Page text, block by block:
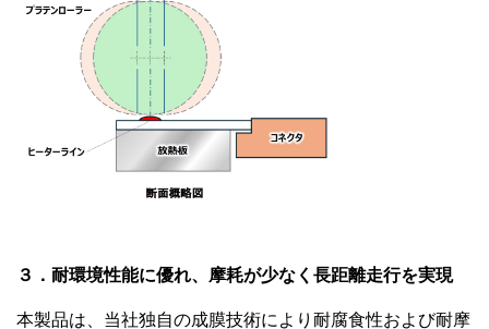
３．耐環境性能に優れ、摩耗が少なく長距離走行を実現
本製品は、当社独自の成膜技術により耐腐食性および耐摩